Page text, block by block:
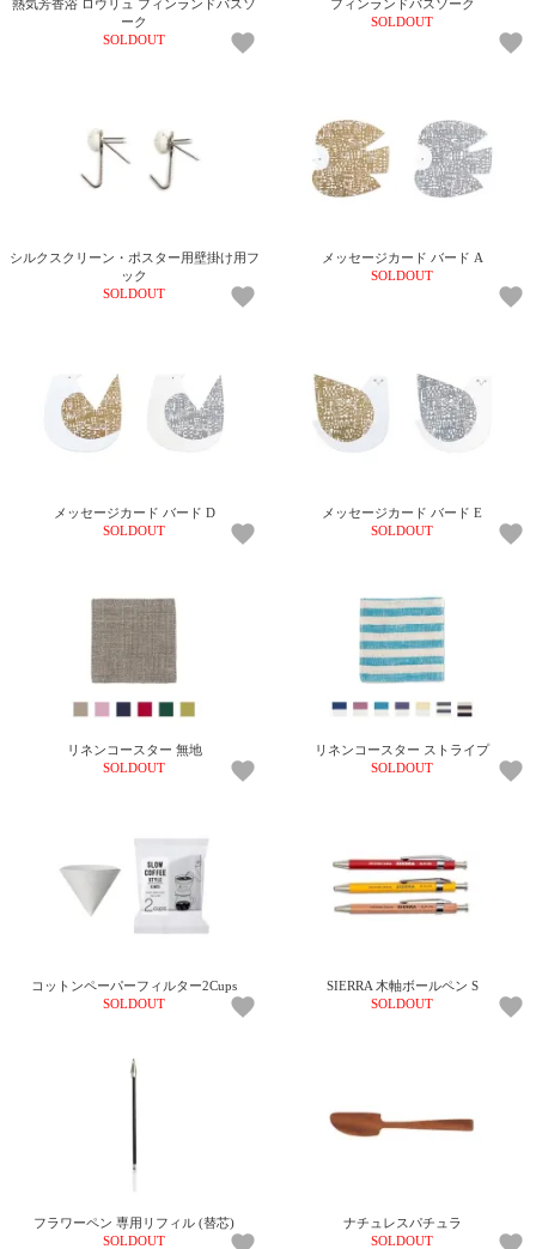
熱気芳香浴 ロウリュ フィンランドバスソ
ーク
SOLDOUT
フィンランドバスソーク
SOLDOUT
シルクスクリーン・ポスター用壁掛け用フ
ック
SOLDOUT
メッセージカード バード A
SOLDOUT
メッセージカード バード D
SOLDOUT
メッセージカード バード E
SOLDOUT
リネンコースター 無地
SOLDOUT
リネンコースター ストライプ
SOLDOUT
コットンペーパーフィルター2Cups
SOLDOUT
SIERRA 木軸ボールペン S
SOLDOUT
フラワーペン 専用リフィル (替芯)
SOLDOUT
ナチュレスパチュラ
SOLDOUT